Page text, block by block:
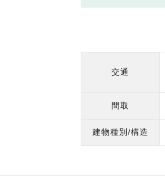
交通
間取
建物種別/構造